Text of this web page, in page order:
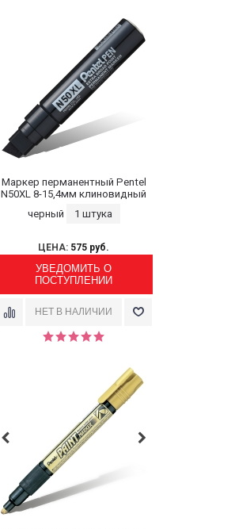
Маркер перманентный Pentel
N50XL 8-15,4мм клиновидный
черный
1 штука
ЦЕНА: 575 руб.
УВЕДОМИТЬ О
ПОСТУПЛЕНИИ